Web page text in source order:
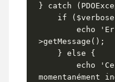
} catch
>getMessage();